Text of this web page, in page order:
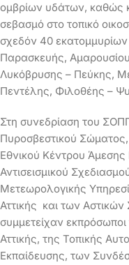
ομβρίων υδάτων, καθώς
σεβασμό στο τοπικό
σχεδόν 40
Παρασκευής,
Λυκόβρυσης – Πεύκης,
Πεντέλης, Φιλοθέης –
Στη συνεδρίαση του
Πυροσβεστικού
Εθνικού Κέντρου
Αντισεισμικού
Μετεωρολογικής
Αττικής και των
συμμετείχαν
Αττικής, της Τοπικής
Εκπαίδευσης, των